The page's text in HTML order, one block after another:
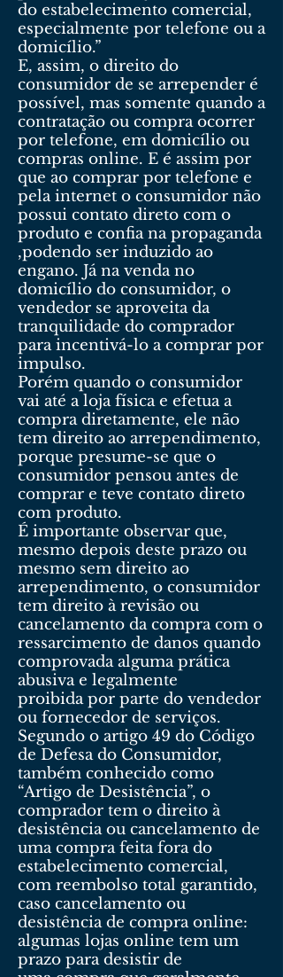
do estabelecimento comercial,
especialmente por telefone ou a
domicílio.”
E, assim, o direito do
consumidor de se arrepender é
possível, mas somente quando a
contratação ou compra ocorrer
por telefone, em domicílio ou
compras online. E é assim por
que ao comprar por telefone e
pela internet o consumidor não
possui contato direto com o
produto e confia na propaganda
,podendo ser induzido ao
engano. Já na venda no
domicílio do consumidor, o
vendedor se aproveita da
tranquilidade do comprador
para incentivá-lo a comprar por
impulso.
Porém quando o consumidor
vai até a loja física e efetua a
compra diretamente, ele não
tem direito ao arrependimento,
porque presume-se que o
consumidor pensou antes de
comprar e teve contato direto
com produto.
É importante observar que,
mesmo depois deste prazo ou
mesmo sem direito ao
arrependimento, o consumidor
tem direito à revisão ou
cancelamento da compra com o
ressarcimento de danos quando
comprovada alguma prática
abusiva e legalmente
proibida por parte do vendedor
ou fornecedor de serviços.
Segundo o artigo 49 do Código
de Defesa do Consumidor,
também conhecido como
“Artigo de Desistência”, o
comprador tem o direito à
desistência ou cancelamento de
uma compra feita fora do
estabelecimento comercial,
com reembolso total garantido,
caso cancelamento ou
desistência de compra online:
algumas lojas online tem um
prazo para desistir de